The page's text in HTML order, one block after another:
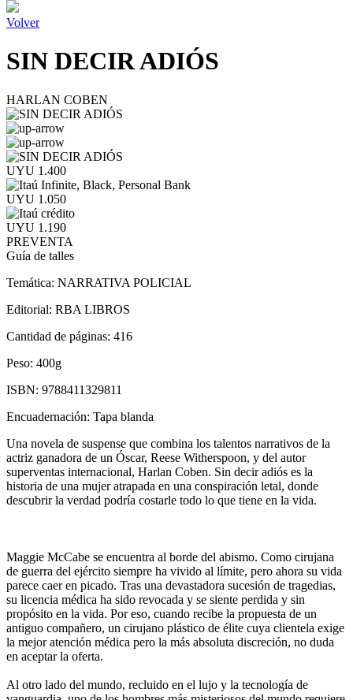
Volver
SIN DECIR ADIÓS
HARLAN COBEN
UYU 1.400
UYU 1.050
UYU 1.190
PREVENTA
Guía de talles
Temática: NARRATIVA POLICIAL
Editorial: RBA LIBROS
Cantidad de páginas: 416
Peso: 400g
ISBN: 9788411329811
Encuadernación: Tapa blanda
Una novela de suspense que combina los talentos narrativos de la
actriz ganadora de un Óscar, Reese Witherspoon, y del autor
superventas internacional, Harlan Coben. Sin decir adiós es la
historia de una mujer atrapada en una conspiración letal, donde
descubrir la verdad podría costarle todo lo que tiene en la vida.
Maggie McCabe se encuentra al borde del abismo. Como cirujana
de guerra del ejército siempre ha vivido al límite, pero ahora su vida
parece caer en picado. Tras una devastadora sucesión de tragedias,
su licencia médica ha sido revocada y se siente perdida y sin
propósito en la vida. Por eso, cuando recibe la propuesta de un
antiguo compañero, un cirujano plástico de élite cuya clientela exige
la mejor atención médica pero la más absoluta discreción, no duda
en aceptar la oferta.
Al otro lado del mundo, recluido en el lujo y la tecnología de